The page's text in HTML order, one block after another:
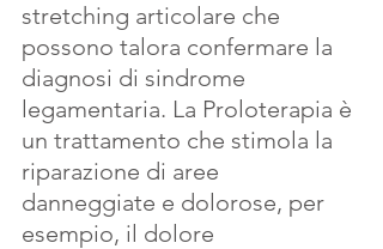
stretching articolare che
possono talora confermare la
diagnosi di sindrome
legamentaria. La Proloterapia è
un trattamento che stimola la
riparazione di aree
danneggiate e dolorose, per
esempio, il dolore